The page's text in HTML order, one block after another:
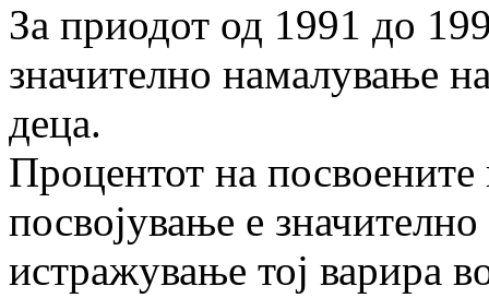
За приодот од 1991 до
значително нама­лу­вање
деца.
Процентот на посвоените
посвојување е
истражување тој варира